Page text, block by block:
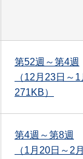
第52週～第4週
（12月23日～
271KB）
第4週～第8週
（1月20日～2